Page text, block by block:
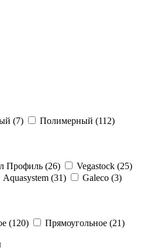
(7)
Полимерный (112)
Профиль (26)
Vegastock (25)
Aquasystem (31)
Galeco (3)
(120)
Прямоугольное (21)